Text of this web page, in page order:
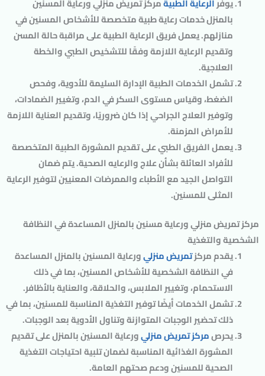
يوفرالرعاية الطبيةمركز تمريض منزلي ورعاية المسنين
بالمنزل خدمات رعاية طبية متخصصة للأشخاص المسنين في
منازلهم. يعمل فريق الرعاية الطبية على مراقبة حالة المسن
وتقديم الرعاية اللازمة وفقًا للتشخيص الطبي والخطة
العلاجية.
تشمل الخدمات الطبية الإدارة السليمة للأدوية، وفحص
الضغط، وقياس مستوى السكر في الدم، وتغيير الضمادات،
وتوفير العلاج الجراحي إذا كان ضروريًا، وتقديم العناية اللازمة
للأمراض المزمنة.
يعمل الفريق الطبي على تقديم المشورة الطبية المتخصصة
للأفراد العائلة بشأن علاج والرعايه الصحية. يتم ضمان
التواصل الجيد مع الأطباء والممرضات المعنيين لتوفير الرعاية
المثلى للمسنين.
مركز تمريض منزلي ورعاية مسنين بالمنزل المساعدة في النظافة
الشخصية والتغذية
يقدم مركزتمريض منزليورعاية المسنين بالمنزل المساعدة
في النظافة الشخصية للأشخاص المسنين، بما في ذلك
الاستحمام، وتغيير الملابس، والحلاقة، والعناية بالأظافر.
تشمل الخدمات أيضًا توفير التغذية المناسبة للمسنين، بما في
ذلك تحضير الوجبات المتوازنة وتناول الأدوية بعد الوجبات.
يحرصمركز تمريض منزليورعاية المسنين بالمنزل على تقديم
المشورة الغذائية المناسبة لضمان تلبية احتياجات التغذية
الصحية للمسنين ودعم صحتهم العامة.